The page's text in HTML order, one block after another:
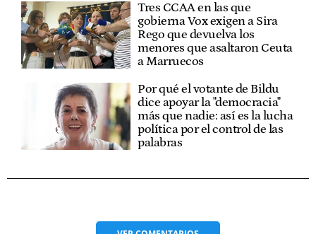
Tres CCAA en las que
gobierna Vox exigen a Sira
Rego que devuelva los
menores que asaltaron Ceuta
a Marruecos
Por qué el votante de Bildu
dice apoyar la "democracia"
más que nadie: así es la lucha
política por el control de las
palabras